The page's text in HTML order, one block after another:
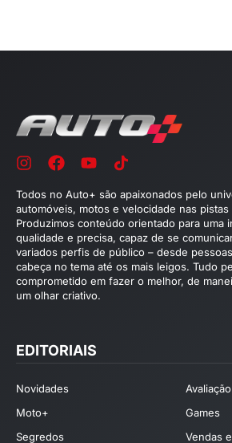
Todos no Auto+ são apaixonados pelo
automóveis, motos e velocidade nas
Produzimos conteúdo orientado para uma
qualidade e precisa, capaz de se
variados perfis de público – desde
cabeça no tema até os mais leigos. Tudo
comprometido em fazer o melhor, de
um olhar criativo.
EDITORIAIS
Novidades
Avaliação
Moto+
Games
Segredos
Vendas